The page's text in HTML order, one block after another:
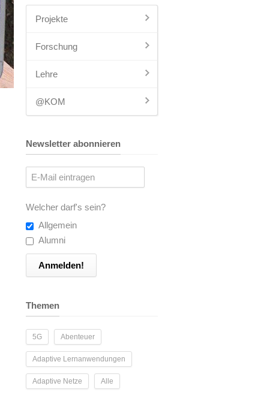
Projekte
Forschung
Lehre
@KOM
Newsletter abonnieren
Welcher darf's sein?
Allgemein
Alumni
Themen
5G Abenteuer
Adaptive Lernanwendungen
Adaptive Netze Alle